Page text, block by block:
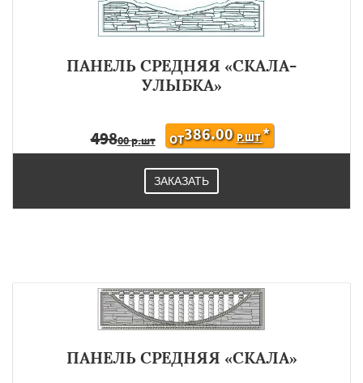
ПАНЕЛЬ СРЕДНЯЯ «СКАЛА-
УЛЫБКА»
49800 р.шт ОТ386.00 Р.ШТ*
ЗАКАЗАТЬ
ПАНЕЛЬ СРЕДНЯЯ «СКАЛА»